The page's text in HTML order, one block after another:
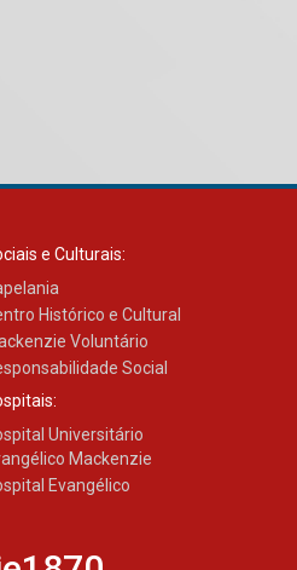
em
recepciona os
segundo
2026
Mackenzie
seus
e Culturais:
Histórico e Cultural
Voluntário
Social
Universitário
Mackenzie
Evangélico